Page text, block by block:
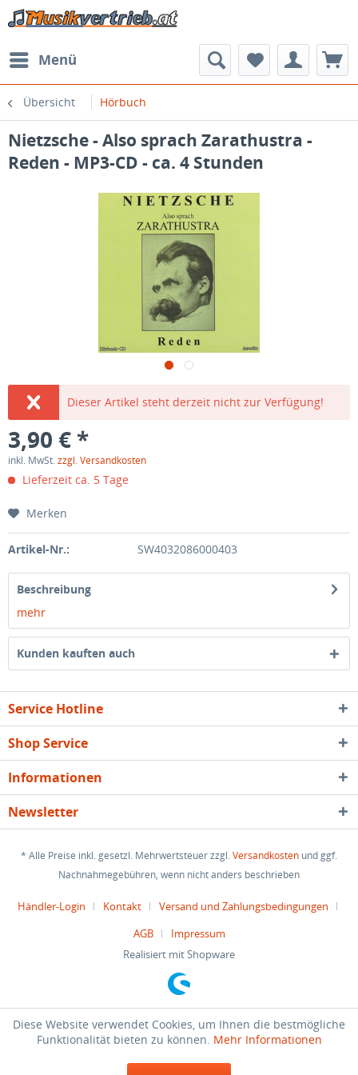
Menü
Übersicht Hörbuch
Nietzsche - Also sprach Zarathustra -
Reden - MP3-CD - ca. 4 Stunden
Dieser Artikel steht derzeit nicht zur Verfügung!
3,90 € *
inkl. MwSt.zzgl. Versandkosten
Lieferzeit ca. 5 Tage
Merken
Artikel-Nr.: SW4032086000403
Beschreibung
mehr
Kunden kauften auch
Service Hotline
Shop Service
Informationen
Newsletter
* Alle Preise inkl. gesetzl. Mehrwertsteuer zzgl.Versandkosten und ggf.
Nachnahmegebühren, wenn nicht anders beschrieben
Händler-Login Kontakt
Versand und Zahlungsbedingungen
AGB
Impressum
Realisiert mit Shopware
Diese Website verwendet Cookies, um Ihnen die bestmögliche
Funktionalität bieten zu können. Mehr Informationen